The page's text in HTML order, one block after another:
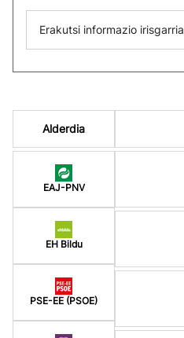
Erakutsi informazio irisgarria
Alderdia
EAJ-PNV
EH Bildu
PSE-EE (PSOE)